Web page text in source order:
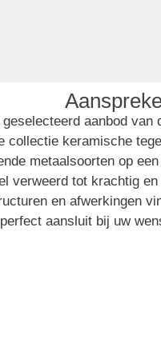
aanbod van
collectie keramische
metaalsoorten op
verweerd tot krachtig
en afwerkingen
aansluit bij uw